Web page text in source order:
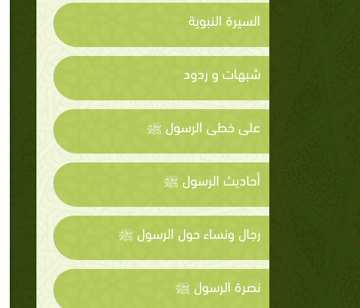
السيرة النبوية
شبهات و ردود
على خطى الرسول ﷺ
أحاديث الرسول ﷺ
رجال ونساء حول الرسول ﷺ
نصرة الرسول ﷺ